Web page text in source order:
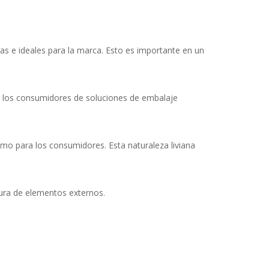
e ideales para la marca. Esto es importante en un
consumidores de soluciones de embalaje
para los consumidores. Esta naturaleza liviana
de elementos externos.